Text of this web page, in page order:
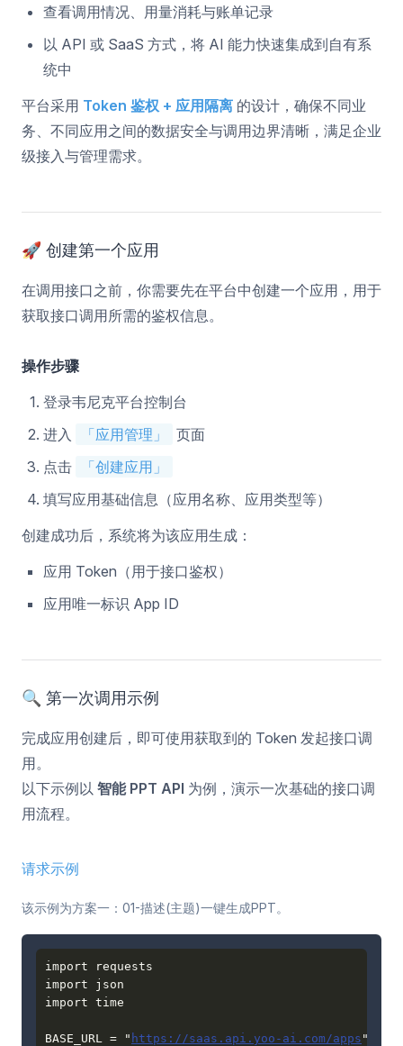
查看调用情况、用量消耗与账单记录
以 API 或 SaaS 方式，将 AI 能力快速集成到自有系
统中
平台采用 Token 鉴权 + 应用隔离 的设计，确保不同业
务、不同应用之间的数据安全与调用边界清晰，满足企业
级接入与管理需求。
🚀 创建第一个应用
在调用接口之前，你需要先在平台中创建一个应用，用于
获取接口调用所需的鉴权信息。
操作步骤
登录韦尼克平台控制台
进入
「应用管理」
页面
点击
「创建应用」
填写应用基础信息（应用名称、应用类型等）
创建成功后，系统将为该应用生成：
应用 Token（用于接口鉴权）
应用唯一标识 App ID
🔍 第一次调用示例
完成应用创建后，即可使用获取到的 Token 发起接口调
用。
以下示例以 智能 PPT API 为例，演示一次基础的接口调
用流程。
请求示例
该示例为方案一：01-描述(主题)一键生成PPT。
import requests
import json
BASE_URL = " https://saas.api.yoo-ai.com/apps "